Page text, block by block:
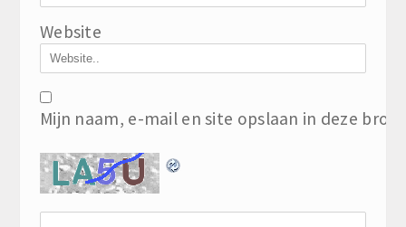
Website
Mijn naam, e-mail en site opslaan in deze